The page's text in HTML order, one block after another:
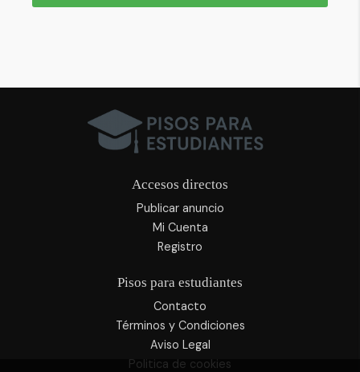
Accesos directos
Publicar anuncio
Mi Cuenta
Registro
Pisos para estudiantes
Contacto
Términos y Condiciones
Aviso Legal
Politica de cookies